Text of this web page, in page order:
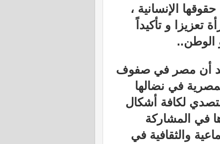
الإنسانية ،
تعزيزا و تأكيداً
الوطن..
أن مصر في صفوف
في نضالها
لكافة أشكال
في المشاركة
والثقافية في